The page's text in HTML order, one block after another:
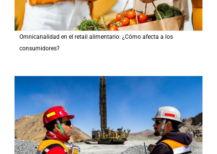
Omnicanalidad en el retail alimentario: ¿Cómo afecta a los
consumidores?